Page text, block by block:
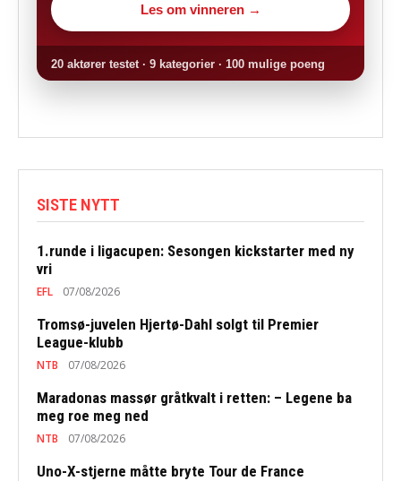
Les om vinneren →
20 aktører testet · 9 kategorier · 100 mulige poeng
SISTE NYTT
1.runde i ligacupen: Sesongen kickstarter med ny
vri
EFL 07/08/2026
Tromsø-juvelen Hjertø-Dahl solgt til Premier
League-klubb
NTB 07/08/2026
Maradonas massør gråtkvalt i retten: – Legene ba
meg roe meg ned
NTB 07/08/2026
Uno-X-stjerne måtte bryte Tour de France